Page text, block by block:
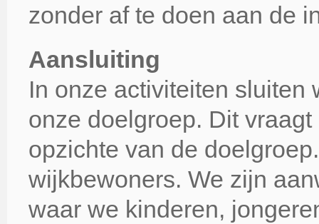
zonder af te doen aan de
Aansluiting
In onze activiteiten sluiten
onze doelgroep. Dit
opzichte van de
wijkbewoners. We zijn
waar we kinderen,